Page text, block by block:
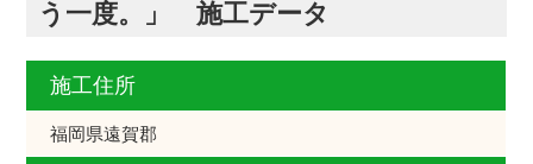
う一度。」 施工データ
施工住所
福岡県遠賀郡